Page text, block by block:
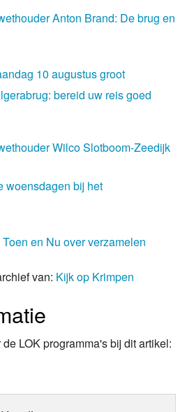
Anton Brand: De brug en
10 augustus groot
bereid uw reis goed
Wilco Slotboom-Zeedijk
woensdagen bij het
en Nu over verzamelen
van: Kijk op Krimpen
LOK programma's bij dit artikel: